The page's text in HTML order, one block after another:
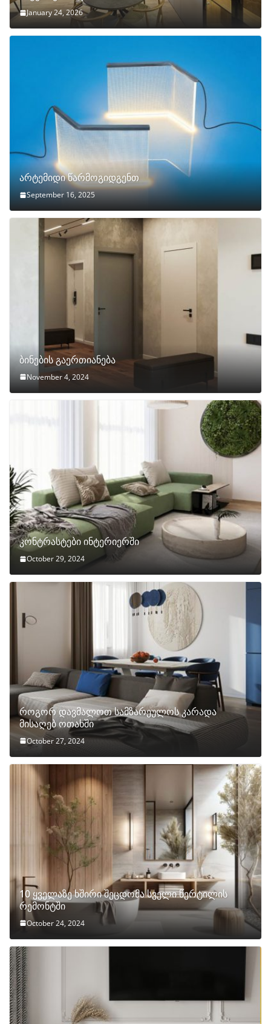
January 24, 2026
არტემიდი წარმოგიდგენთ
September 16, 2025
ბინების გაერთიანება
November 4, 2024
კონტრასტები ინტერიერში
October 29, 2024
როგორ დავმალოთ სამზარეულოს კარადა
მისაღებ ოთახში
October 27, 2024
10 ყველაზე ხშირი შეცდომა სველი წერტილის
რემონტში
October 24, 2024